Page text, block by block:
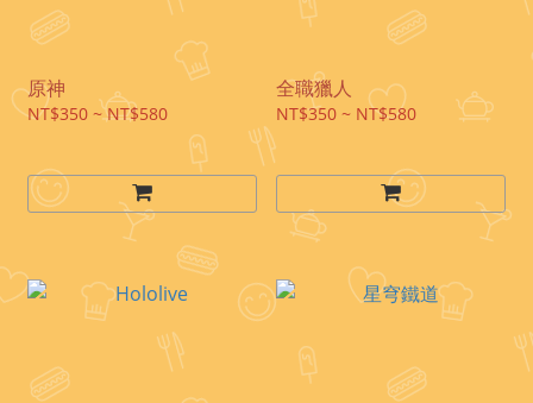
原神
NT$350 ~ NT$580
全職獵人
NT$350 ~ NT$580